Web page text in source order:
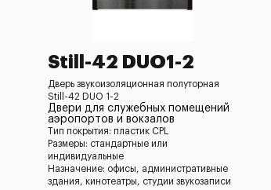
Still-42 DUO1-2
Дверь звукоизоляционная полуторная
Still-42 DUO 1-2
Двери для служебных помещений
аэропортов и вокзалов
Тип покрытия: пластик CPL
Размеры: стандартные или
индивидуальные
Назначение: офисы, административные
здания, кинотеатры, студии звукозаписи